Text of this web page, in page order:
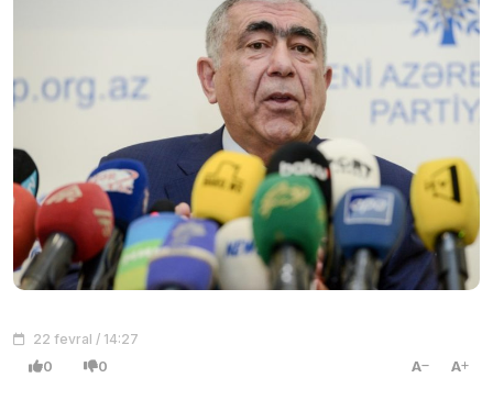
22 fevral / 14:27
0 0 A A